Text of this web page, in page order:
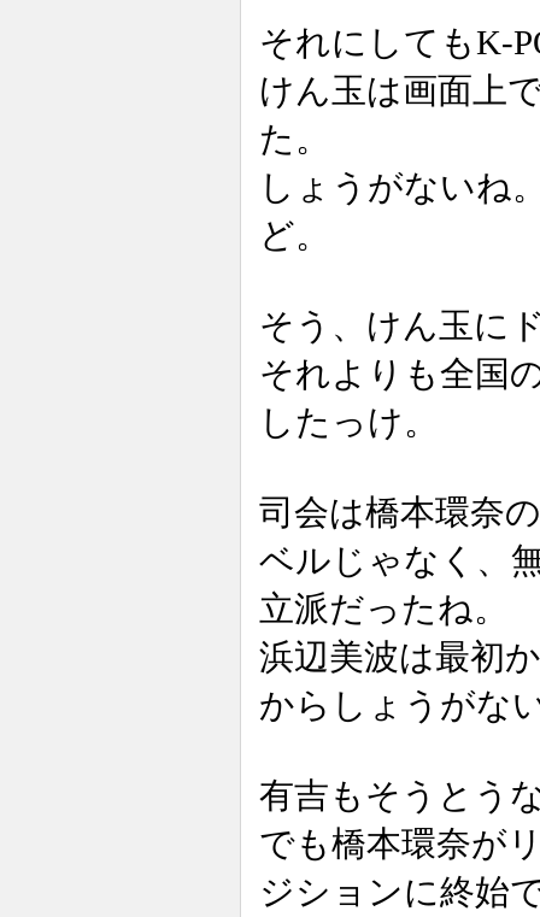
それにしてもK-
けん玉は画面上
た。
しょうがないね
ど。
そう、けん玉に
それよりも全国
したっけ。
司会は橋本環奈
ベルじゃなく、
立派だったね。
浜辺美波は最初
からしょうがな
有吉もそうとう
でも橋本環奈が
ジションに終始